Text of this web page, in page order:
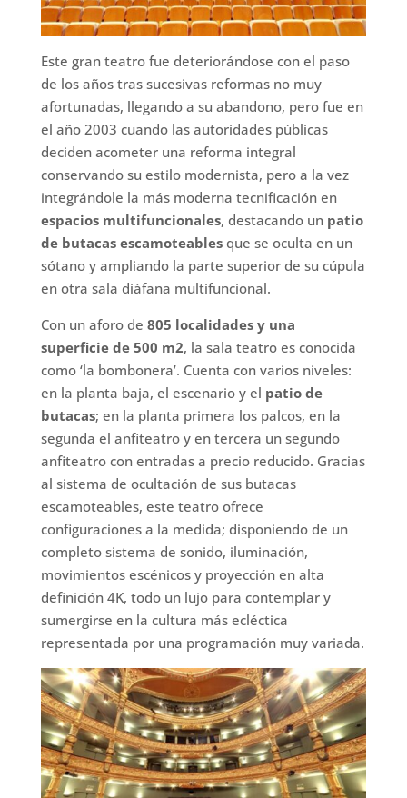
Este gran teatro fue deteriorándose con el paso
de los años tras sucesivas reformas no muy
afortunadas, llegando a su abandono, pero fue en
el año 2003 cuando las autoridades públicas
deciden acometer una reforma integral
conservando su estilo modernista, pero a la vez
integrándole la más moderna tecnificación en
espacios multifuncionales, destacando un patio
de butacas escamoteablesque se oculta en un
sótano y ampliando la parte superior de su cúpula
en otra sala diáfana multifuncional.
Con un aforo de 805 localidades y una
superficie de 500 m2, la sala teatro es conocida
como ‘la bombonera’. Cuenta con varios niveles:
en la planta baja, el escenario y el patio de
butacas; en la planta primera los palcos, en la
segunda el anfiteatro y en tercera un segundo
anfiteatro con entradas a precio reducido. Gracias
al sistema de ocultación de sus butacas
escamoteables, este teatro ofrece
configuraciones a la medida; disponiendo de un
completo sistema de sonido, iluminación,
movimientos escénicos y proyección en alta
definición 4K, todo un lujo para contemplar y
sumergirse en la cultura más ecléctica
representada por una programación muy variada.